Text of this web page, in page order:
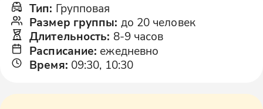
Тип: Групповая
Размер группы: до 20 человек
Длительность: 8-9 часов
Расписание: ежедневно
Время: 09:30, 10:30